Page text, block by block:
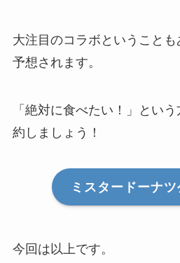
大注目のコラボということ
予想されます。
「絶対に食べたい！」という
約しましょう！
ミスタードーナ
今回は以上です。